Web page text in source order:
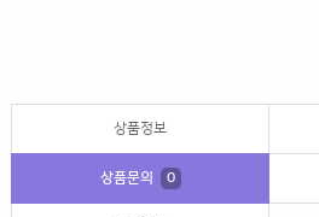
상품정보
상품문의 0